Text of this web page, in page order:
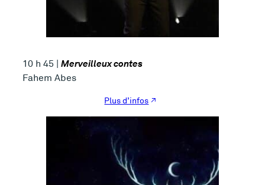
10 h 45 | Merveilleux contes
Fahem Abes
Plus d’infos